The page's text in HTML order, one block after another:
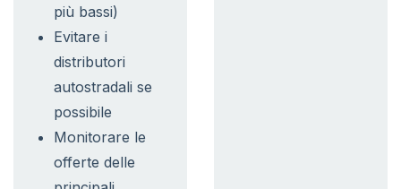
più bassi)
Evitare i
distributori
autostradali se
possibile
Monitorare le
offerte delle